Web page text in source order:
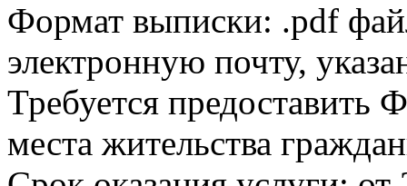
Формат выписки: .pdf
электронную почту,
Требуется
места жительства